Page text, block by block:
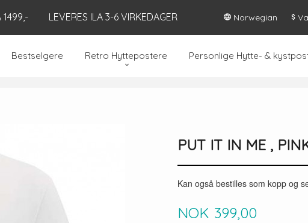
1499,- LEVERES ILA 3-6 VIRKEDAGER Norwegian
Bestselgere Retro Hyttepostere Personlige Hytte- &
PUT IT IN ME ,
Kan også bestilles som kopp og
Pris
NOK 399,00